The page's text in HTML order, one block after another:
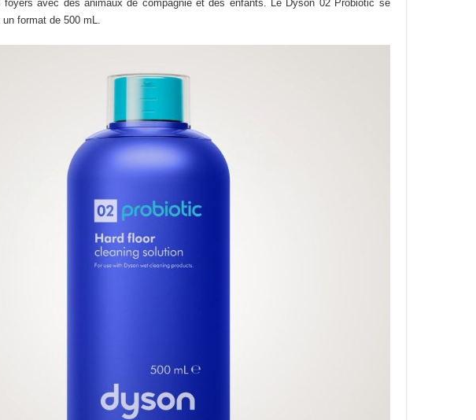
foyers avec des animaux de compagnie et des enfants. Le Dyson 02 Probiotic se
format de 500 mL.